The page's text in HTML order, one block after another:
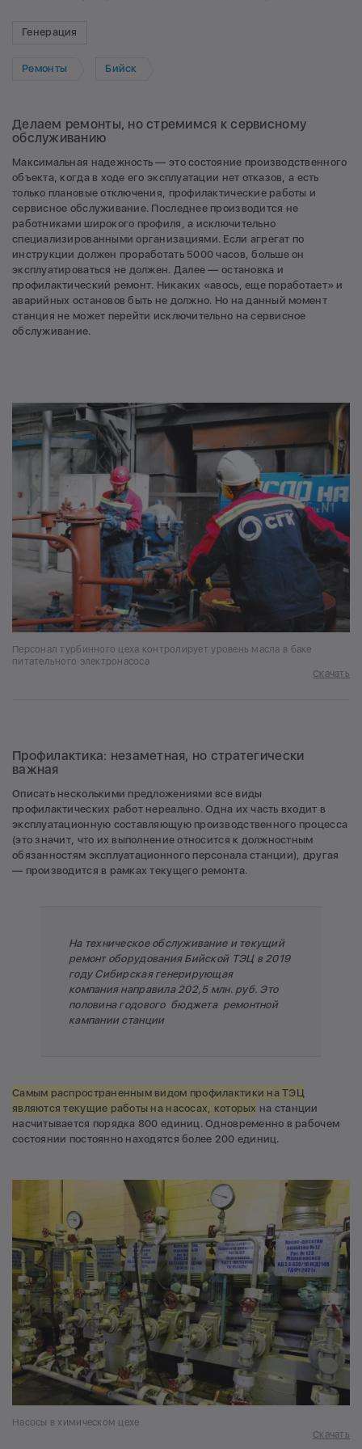
Генерация
Ремонты Бийск
Делаем ремонты, но стремимся к сервисному
обслуживанию
Максимальная надежность — это состояние производственного
объекта, когда в ходе его эксплуатации нет отказов, а есть
только плановые отключения, профилактические работы и
сервисное обслуживание. Последнее производится не
работниками широкого профиля, а исключительно
специализированными организациями. Если агрегат по
инструкции должен проработать 5000 часов, больше он
эксплуатироваться не должен. Далее — остановка и
профилактический ремонт. Никаких «авось, еще поработает» и
аварийных остановов быть не должно. Но на данный момент
станция не может перейти исключительно на сервисное
обслуживание.
Персонал турбинного цеха контролирует уровень масла в баке
питательного электронасоса
Скачать
Профилактика: незаметная, но стратегически
важная
Описать несколькими предложениями все виды
профилактических работ нереально. Одна их часть входит в
эксплуатационную составляющую производственного процесса
(это значит, что их выполнение относится к должностным
обязанностям эксплуатационного персонала станции), другая
— производится в рамках текущего ремонта.
На техническое обслуживание и текущий
ремонт оборудования Бийской ТЭЦ в 2019
году Сибирская генерирующая
компания направила 202,5 млн. руб. Это
половина годового бюджета ремонтной
кампании станции
Самым распространенным видом профилактики на ТЭЦ
являются текущие работы на насосах, которых на станции
насчитывается порядка 800 единиц. Одновременно в рабочем
состоянии постоянно находятся более 200 единиц.
Насосы в химическом цехе
Скачать